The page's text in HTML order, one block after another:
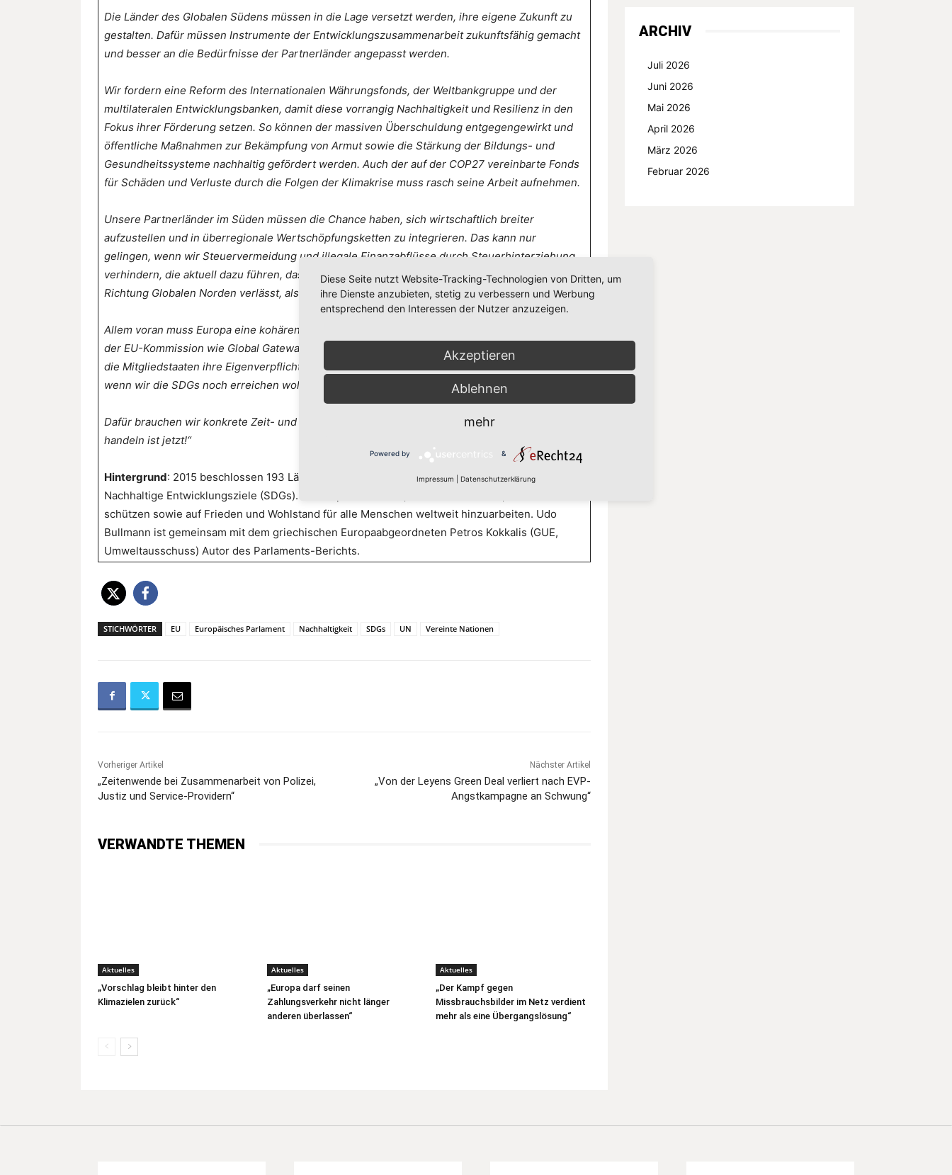
Die Länder des Globalen Südens müssen in die Lage versetzt werden, ihre eigene Zukunft zu
gestalten. Dafür müssen Instrumente der Entwicklungszusammenarbeit zukunftsfähig gemacht
und besser an die Bedürfnisse der Partnerländer angepasst werden.
Wir fordern eine Reform des Internationalen Währungsfonds, der Weltbankgruppe und der
multilateralen Entwicklungsbanken, damit diese vorrangig Nachhaltigkeit und Resilienz in den
Fokus ihrer Förderung setzen. So können der massiven Überschuldung entgegengewirkt und
öffentliche Maßnahmen zur Bekämpfung von Armut sowie die Stärkung der Bildungs- und
Gesundheitssysteme nachhaltig gefördert werden. Auch der auf der COP27 vereinbarte Fonds
für Schäden und Verluste durch die Folgen der Klimakrise muss rasch seine Arbeit aufnehmen.
Unsere Partnerländer im Süden müssen die Chance haben, sich wirtschaftlich breiter
aufzustellen und in überregionale Wertschöpfungsketten zu integrieren. Das kann nur
gelingen, wenn wir Steuervermeidung und illegale Finanzabflüsse durch Steuerhinterziehung
verhindern, die aktuell dazu führen, dass zum Beispiel mehr Geld den Afrikanischen Kontinent
Richtung Globalen Norden verlässt, als durch Kredite einfließt.
Allem voran muss Europa eine kohärente SDG-Umsetzungsstrategie verfolgen und Initiativen
der EU-Kommission wie Global Gateway präziser auf die SDGs ausrichten. Außerdem müssen
die Mitgliedstaaten ihre Eigenverpflichtungen in der Entwicklungszusammenarbeit einhalten,
wenn wir die SDGs noch erreichen wollen.
Dafür brauchen wir konkrete Zeit- und Finanzierungspläne und vollen Einsatz. Die Zeit zu
handeln ist jetzt!“
Hintergrund: 2015 beschlossen 193 Länder die UN Agenda 2030 und einigten sich auf 17
Nachhaltige Entwicklungsziele (SDGs). Sie verpflichten sich, Armut zu beenden, den Planten zu
schützen sowie auf Frieden und Wohlstand für alle Menschen weltweit hinzuarbeiten. Udo
Bullmann ist gemeinsam mit dem griechischen Europaabgeordneten Petros Kokkalis (GUE,
Umweltausschuss) Autor des Parlaments-Berichts.
STICHWÖRTER EU Europäisches Parlament Nachhaltigkeit SDGs UN Vereinte Nationen
Vorheriger Artikel
„Zeitenwende bei Zusammenarbeit von Polizei,
Justiz und Service-Providern“
Nächster Artikel
„Von der Leyens Green Deal verliert nach EVP-
Angstkampagne an Schwung“
VERWANDTE THEMEN
Aktuelles
„Vorschlag bleibt hinter den
Klimazielen zurück“
Aktuelles
„Europa darf seinen
Zahlungsverkehr nicht länger
anderen überlassen“
Aktuelles
„Der Kampf gegen
Missbrauchsbilder im Netz verdient
mehr als eine Übergangslösung“
ARCHIV
Juli 2026
Juni 2026
Mai 2026
April 2026
März 2026
Februar 2026
Diese Seite nutzt Website-Tracking-Technologien von Dritten, um
ihre Dienste anzubieten, stetig zu verbessern und Werbung
entsprechend den Interessen der Nutzer anzuzeigen.
Akzeptieren
Ablehnen
mehr
Powered by &
Impressum Datenschutzerklärung